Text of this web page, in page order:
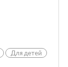
Для детей